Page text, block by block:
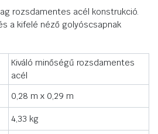
rozsdamentes acél konstrukció.
a kifelé néző golyóscsapnak
Kiváló minőségű rozsdamentes
acél
0,28 m x 0,29 m
4,33 kg